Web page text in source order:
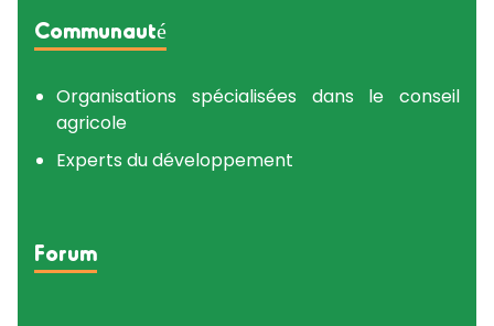
Communauté
Organisations spécialisées dans le conseil
agricole
Experts du développement
Forum